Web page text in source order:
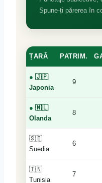
Spune-ți părerea în
ȚARĂ PATRIM.
● 🇯🇵
Japonia
9
● 🇳🇱
Olanda
8
🇸🇪
Suedia
6
🇹🇳
Tunisia
7